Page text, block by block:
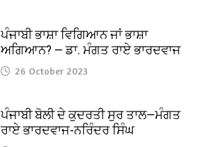
ਪੰਜਾਬੀ ਭਾਸ਼ਾ ਵਿਗਿਆਨ ਜਾਂ ਭਾਸ਼ਾ
ਅਗਿਆਨ? — ਡਾ. ਮੰਗਤ ਰਾਏ ਭਾਰਦਵਾਜ
26 October 2023
ਪੰਜਾਬੀ ਬੋਲੀ ਦੇ ਕੁਦਰਤੀ ਸੁਰ ਤਾਲ—ਮੰਗਤ
ਰਾਏ ਭਾਰਦਵਾਜ-ਨਰਿੰਦਰ ਸਿੰਘ